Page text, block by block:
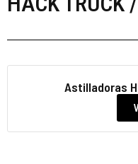
Astilladoras